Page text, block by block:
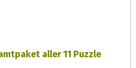
aller 11 Puzzle